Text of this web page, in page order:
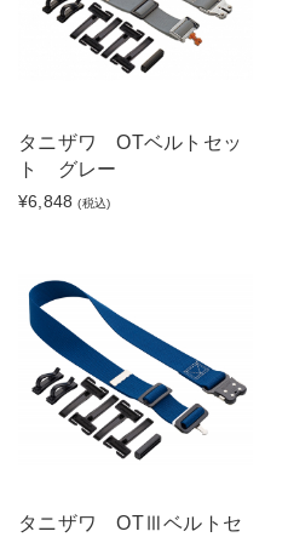
タニザワ OTベルトセッ
ト グレー
¥6,848 (税込)
タニザワ OTⅢベルトセ